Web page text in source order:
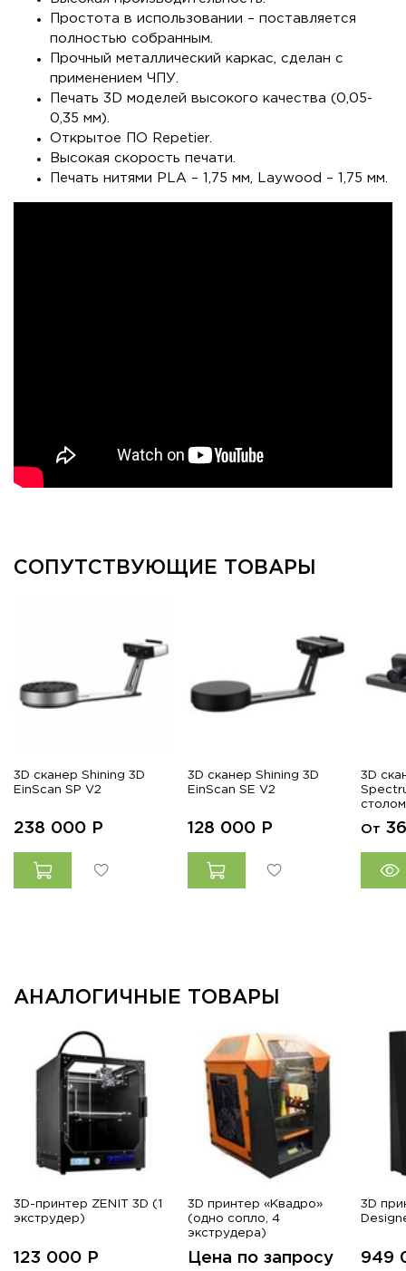
Простота в использовании – поставляется
полностью собранным.
Прочный металлический каркас, сделан с
применением ЧПУ.
Печать 3D моделей высокого качества (0,05-
0,35 мм).
Открытое ПО Repetier.
Высокая скорость печати.
Печать нитями PLA – 1,75 мм, Laywood – 1,75 мм.
СОПУТСТВУЮЩИЕ ТОВАРЫ
3D сканер Shining 3D
EinScan SP V2
238 000 Р
3D сканер Shining 3D
EinScan SE V2
128 000 Р
3D
От
АНАЛОГИЧНЫЕ ТОВАРЫ
3D-принтер ZENIT 3D (1
экструдер)
123 000 Р
3D принтер «Квадро»
(одно сопло, 4
экструдера)
Цена по запросу
3D
949